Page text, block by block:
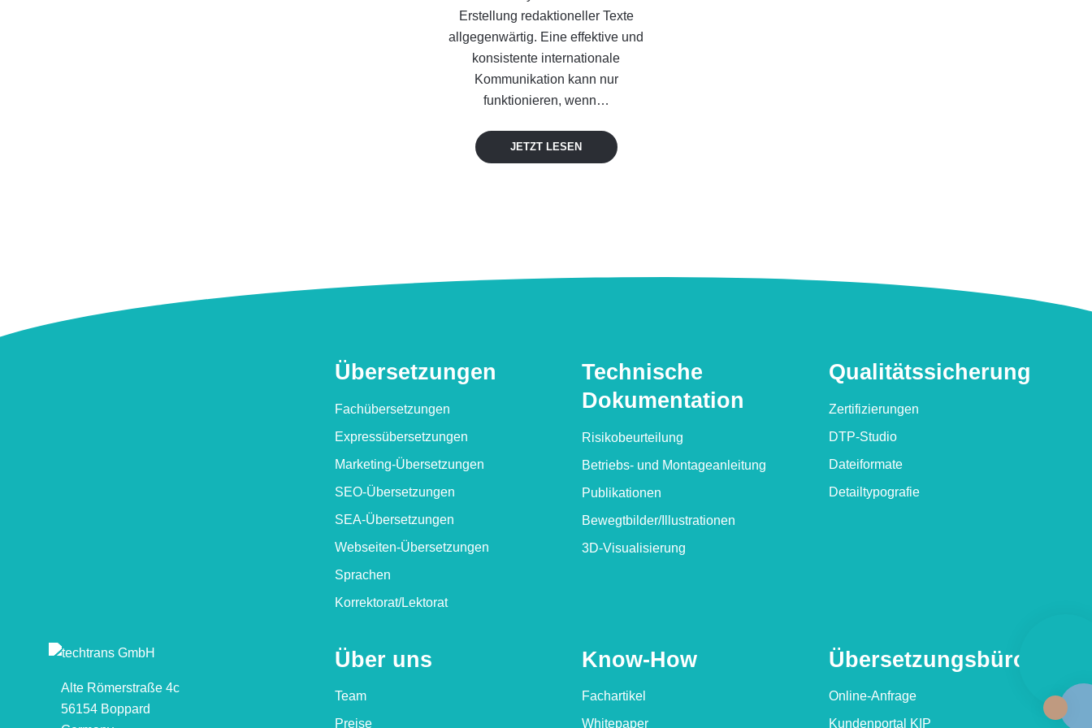
Erstellung redaktioneller Texte
allgegenwärtig. Eine effektive und
konsistente internationale
Kommunikation kann nur
funktionieren, wenn…
JETZT LESEN
Überset­zungen
Fachübersetzungen
Express­übersetzungen
Marketing-Übersetzungen
SEO-Übersetzungen
SEA-Übersetzungen
Webseiten-Übersetzungen
Sprachen
Korrektorat/​Lektorat
Technische
Dokumen­tation
Risikobeurteilung
Betriebs- und Montageanleitung
Publikationen
Bewegtbilder/​Illustrationen
3D-Visualisierung
Qualitäts­sicherung
Zertifizierungen
DTP-Studio
Dateiformate
Detailtypografie
Über uns
Team
Preise
Know-How
Fachartikel
Whitepaper
Übersetzungs­büro
Online-Anfrage
Kundenportal KIP
Alte Römerstraße 4c
56154 Boppard